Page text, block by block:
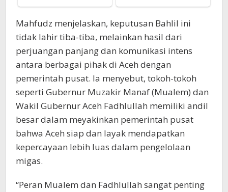
Mahfudz menjelaskan, keputusan Bahlil ini
tidak lahir tiba-tiba, melainkan hasil dari
perjuangan panjang dan komunikasi intens
antara berbagai pihak di Aceh dengan
pemerintah pusat. Ia menyebut, tokoh-tokoh
seperti Gubernur Muzakir Manaf (Mualem) dan
Wakil Gubernur Aceh Fadhlullah memiliki andil
besar dalam meyakinkan pemerintah pusat
bahwa Aceh siap dan layak mendapatkan
kepercayaan lebih luas dalam pengelolaan
migas.
“Peran Mualem dan Fadhlullah sangat penting